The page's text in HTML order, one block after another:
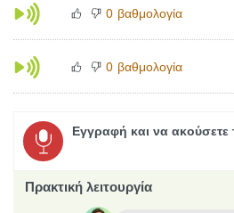
0 βαθμολογία
0 βαθμολογία
Εγγραφή και να
Πρακτική λειτουργία